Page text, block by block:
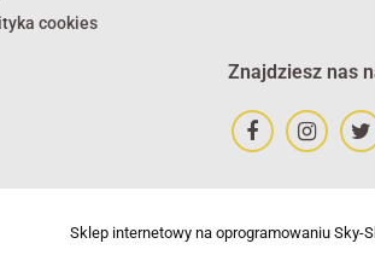
cookies
Znajdziesz nas
Sklep internetowy na oprogramowaniu Sky-